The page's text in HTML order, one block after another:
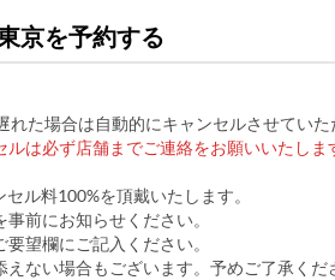
京を予約する
た場合は自動的にキャンセルさせていた
は必ず店舗までご連絡をお願いいたしま
ル料100%を頂戴いたします。
前にお知らせください。
望欄にご記入ください。
ない場合もございます。予めご了承くだ